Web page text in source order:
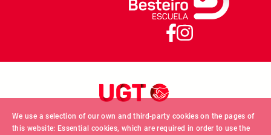
We use a selection of our own and third-party cookies on the pages of
this website: Essential cookies, which are required in order to use the